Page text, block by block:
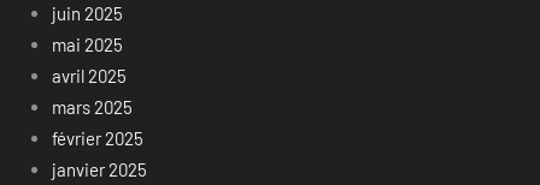
juin 2025
mai 2025
avril 2025
mars 2025
février 2025
janvier 2025